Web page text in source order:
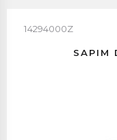
14294000Z
SAPIM